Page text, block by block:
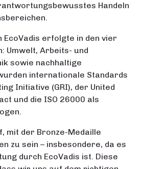
Handeln
EcoVadis erfolgte in den vier
Umwelt, Arbeits- und
sowie nachhaltige
internationale Standards
Initiative (GRI), der United
und die ISO 26000 als
mit der Bronze-Medaille
zu sein – insbesondere, da es
durch EcoVadis ist. Diese